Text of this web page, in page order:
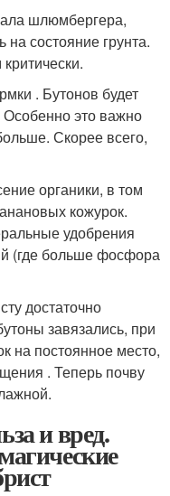
шлюмбергера,
состояние грунта.
. Бутонов будет
это важно
Скорее всего,
органики, в том
кожурок.
удобрения
(где больше фосфора
достаточно
завязались, при
на постоянное место,
. Теперь почву
и вред.